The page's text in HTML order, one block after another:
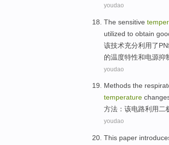
youdao
The sensitive
utilized to obtain
该技术充分利用了PN
的温度特性和电源抑
youdao
Methods the
temperature
方法： 该电路利用二
youdao
This paper